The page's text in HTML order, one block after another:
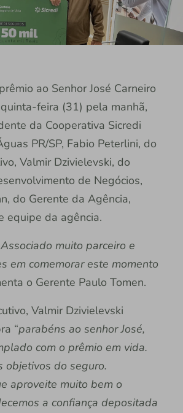
ao Senhor José Carneiro
feira (31) pela manhã,
da Cooperativa Sicredi
PR/SP, Fabio Peterlini, do
Valmir Dzivielevski, do
de Negócios,
do Gerente da Agência,
equipe da agência.
muito parceiro e
em comemorar este momento
o Gerente Paulo Tomen.
Valmir Dzivielevski
“parabéns ao senhor José,
com o prêmio em vida.
objetivos do seguro.
aproveite muito bem o
a confiança depositada